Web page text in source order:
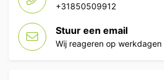
+31850509912
Stuur een email
Wij reageren op werkdagen